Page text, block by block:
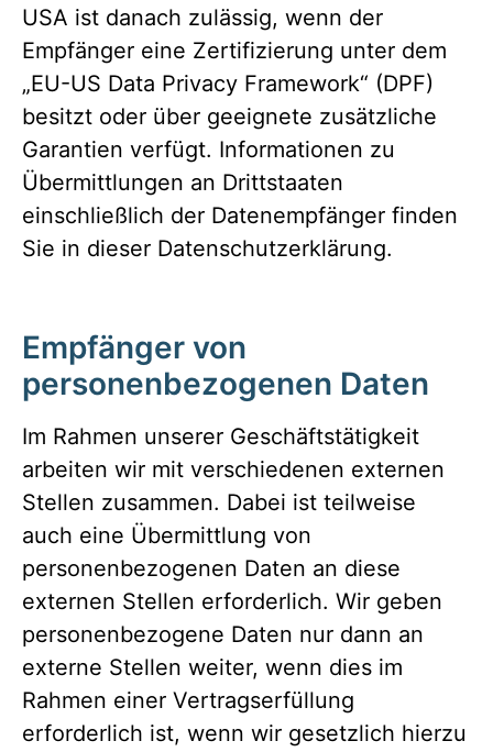
USA ist danach zulässig, wenn der
Empfänger eine Zertifizierung unter dem
„EU-US Data Privacy Framework“ (DPF)
besitzt oder über geeignete zusätzliche
Garantien verfügt. Informationen zu
Übermittlungen an Drittstaaten
einschließlich der Datenempfänger finden
Sie in dieser Datenschutzerklärung.
Empfänger von
personenbezogenen Daten
Im Rahmen unserer Geschäftstätigkeit
arbeiten wir mit verschiedenen externen
Stellen zusammen. Dabei ist teilweise
auch eine Übermittlung von
personenbezogenen Daten an diese
externen Stellen erforderlich. Wir geben
personenbezogene Daten nur dann an
externe Stellen weiter, wenn dies im
Rahmen einer Vertragserfüllung
erforderlich ist, wenn wir gesetzlich hierzu